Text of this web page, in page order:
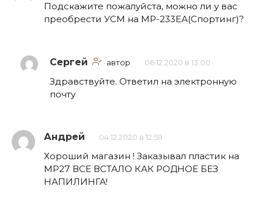
Подскажите пожалуйста, можно ли у вас
преобрести УСМ на МР-233ЕА(Спортинг)?
Сергей автор 06.12.2020 в 13:00
Здравствуйте. Ответил на электронную
почту
Андрей 04.12.2020 в 12:59
Хороший магазин ! Заказывал пластик на
МР27 ВСЕ ВСТАЛО КАК РОДНОЕ БЕЗ
НАПИЛИНГА!